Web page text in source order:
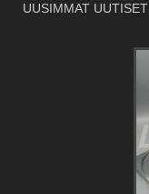
UUSIMMAT UUTISET